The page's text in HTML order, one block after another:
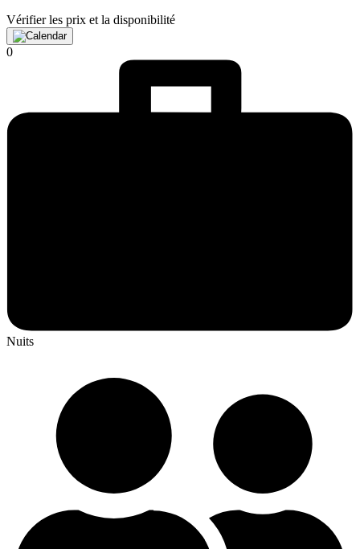
Vérifier les prix et la disponibilité
0
Nuits